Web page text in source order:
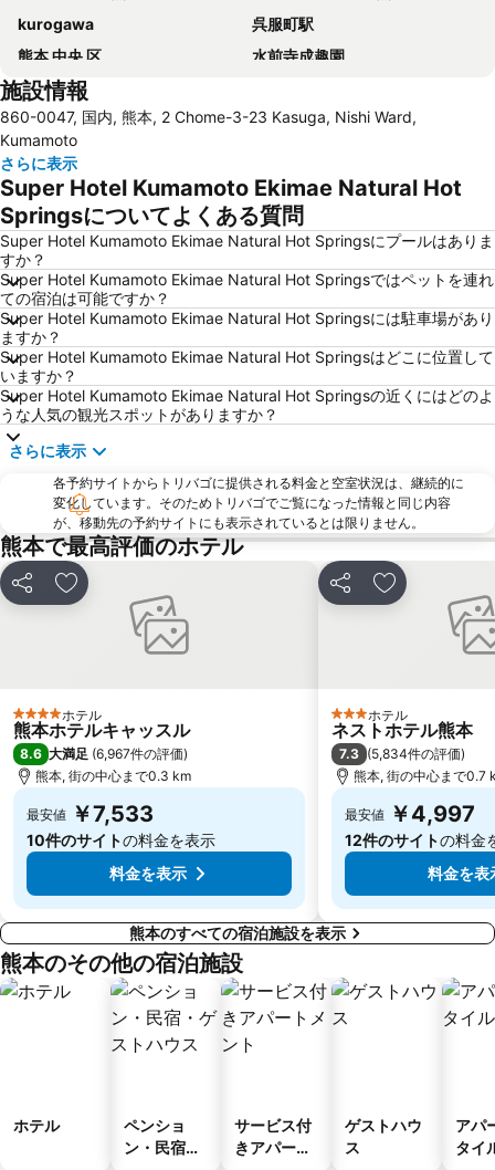
kurogawa
呉服町駅
熊本 中央 区
水前寺成趣園
熊本新市街
大牟田市動物園
一心行公園
施設情報
860-0047, 国内, 熊本, 2 Chome-3-23 Kasuga, Nishi Ward,
Kumamoto
さらに表示
Super Hotel Kumamoto Ekimae Natural Hot
Springsについてよくある質問
Super Hotel Kumamoto Ekimae Natural Hot Springsにプールはありま
すか？
Super Hotel Kumamoto Ekimae Natural Hot Springsではペットを連れ
ての宿泊は可能ですか？
Super Hotel Kumamoto Ekimae Natural Hot Springsには駐車場があり
ますか？
Super Hotel Kumamoto Ekimae Natural Hot Springsはどこに位置して
いますか？
Super Hotel Kumamoto Ekimae Natural Hot Springsの近くにはどのよ
うな人気の観光スポットがありますか？
さらに表示
各予約サイトからトリバゴに提供される料金と空室状況は、継続的に
変化しています。そのためトリバゴでご覧になった情報と同じ内容
が、移動先の予約サイトにも表示されているとは限りません。
熊本で最高評価のホテル
シェア お気に入りに追加
4 ホテルのランク
ホテル
熊本ホテルキャッスル
8.6 大満足 (6,967件の評価)
熊本, 街の中心まで0.3 km
最安値 ￥7,533
10件のサイトの料金を表示
料金を表示
シェア お気に入りに
3 ホテルのランク
ホテル
ネストホテル熊本
7.3 (5,834件の評価)
熊本, 街の中心まで0.7
最安値 ￥4,997
12件のサイトの料金
料金を表
熊本のすべての宿泊施設を表示
熊本のその他の宿泊施設
ホテル
ペンショ
ン・民宿・
サービス付
きアパート
ゲストハウ
ス
アパ
タイ